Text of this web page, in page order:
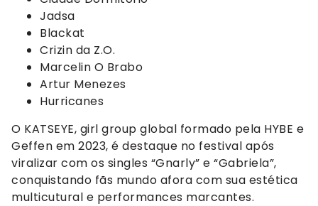
Jadsa
Blackat
Crizin da Z.O.
Marcelin O Brabo
Artur Menezes
Hurricanes
O KATSEYE, girl group global formado pela HYBE e
Geffen em 2023, é destaque no festival após
viralizar com os singles “Gnarly” e “Gabriela”,
conquistando fãs mundo afora com sua estética
multicutural e performances marcantes.